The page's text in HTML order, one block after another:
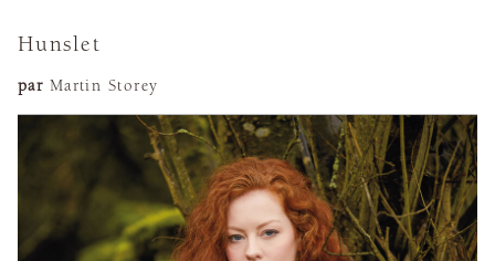
Hunslet
par Martin Storey